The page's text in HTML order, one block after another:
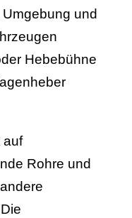
und
Hebebühne
auf
Rohre und